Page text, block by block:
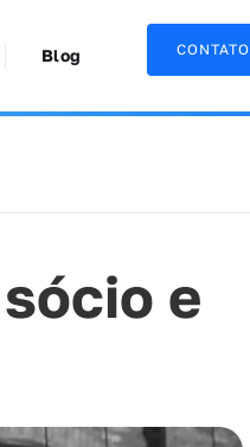
Blog CONTATO
e